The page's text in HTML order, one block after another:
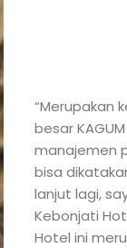
“Merupakan
besar
manajemen
bisa
lanjut lagi,
Kebonjati
Hotel ini